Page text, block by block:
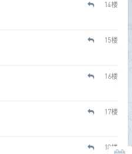
14楼
15楼
16楼
17楼
18楼